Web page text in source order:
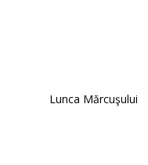
Lunca Mărcuşului